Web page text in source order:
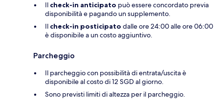
Il check-in anticipato può essere concordato previa
disponibilità e pagando un supplemento.
Il check-in posticipato dalle ore 24:00 alle ore 06:00
è disponibile a un costo aggiuntivo.
Parcheggio
Il parcheggio con possibilità di entrata/uscita è
disponibile al costo di 12 SGD al giorno.
Sono previsti limiti di altezza per il parcheggio.